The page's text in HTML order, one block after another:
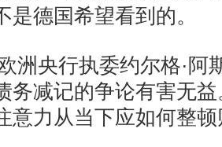
是德国希望看到的。
洲央行执委约尔格·阿
务减记的争论有害无
意力从当下应如何整